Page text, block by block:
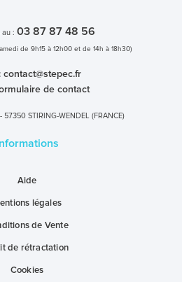
au : 03 87 87 48 56
de 9h15 à 12h00 et de 14h à 18h30)
contact@stepec.fr
de contact
57350 STIRING-WENDEL (FRANCE)
Aide
légales
de Vente
de rétractation
Cookies